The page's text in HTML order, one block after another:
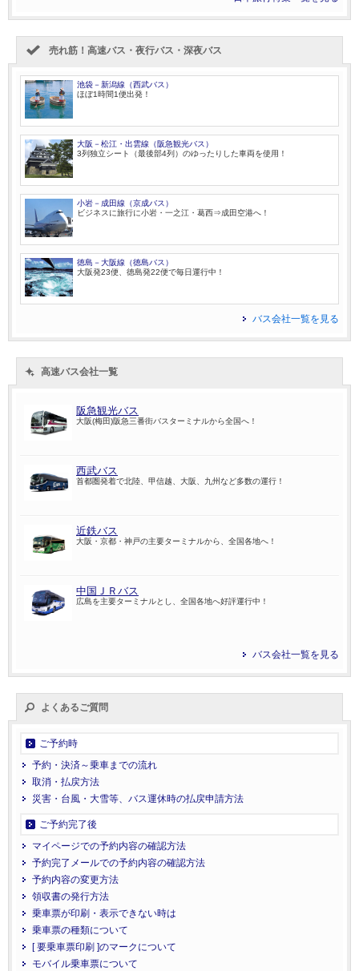
売れ筋！高速バス・夜行バス・深夜バス
池袋－新潟線（西武バス）
ほぼ1時間1便出発！
大阪－松江・出雲線（阪急観光バス）
3列独立シート（最後部4列）のゆったりした車両を使用！
小岩－成田線（京成バス）
ビジネスに旅行に小岩・一之江・葛西⇒成田空港へ！
徳島－大阪線（徳島バス）
大阪発23便、徳島発22便で毎日運行中！
バス会社一覧を見る
高速バス会社一覧
阪急観光バス
大阪(梅田)阪急三番街バスターミナルから全国へ！
西武バス
首都圏発着で北陸、甲信越、大阪、九州など多数の運行！
近鉄バス
大阪・京都・神戸の主要ターミナルから、全国各地へ！
中国ＪＲバス
広島を主要ターミナルとし、全国各地へ好評運行中！
バス会社一覧を見る
よくあるご質問
ご予約時
予約・決済～乗車までの流れ
取消・払戻方法
災害・台風・大雪等、バス運休時の払戻申請方法
ご予約完了後
マイページでの予約内容の確認方法
予約完了メールでの予約内容の確認方法
予約内容の変更方法
領収書の発行方法
乗車票が印刷・表示できない時は
乗車票の種類について
[ 要乗車票印刷 ]のマークについて
モバイル乗車票について